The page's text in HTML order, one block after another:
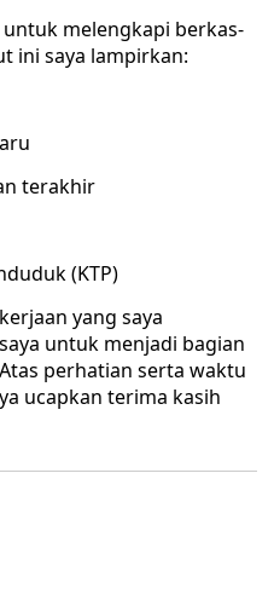
melengkapi berkas-
ini saya lampirkan:
terakhir
(KTP)
yang saya
untuk menjadi bagian
perhatian serta waktu
ucapkan terima kasih